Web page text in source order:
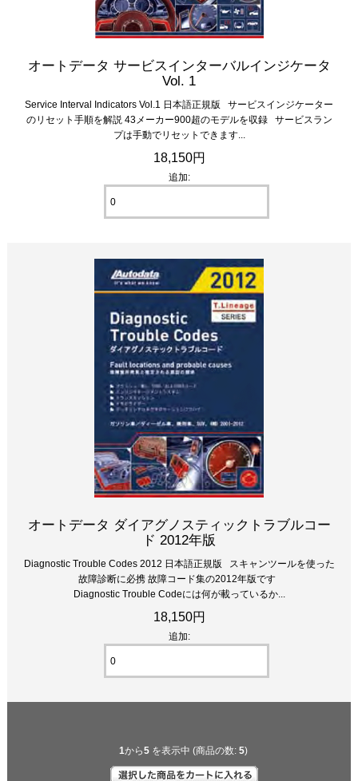
オートデータ サービスインターバルインジケータ
Vol. 1
Service Interval Indicators Vol.1 日本語正規版 サービスインジケーター
のリセット手順を解説 43メーカー900超のモデルを収録 サービスラン
プは手動でリセットできます...
18,150円
追加:
オートデータ ダイアグノスティックトラブルコー
ド 2012年版
Diagnostic Trouble Codes 2012 日本語正規版 スキャンツールを使った
故障診断に必携 故障コード集の2012年版です
Diagnostic Trouble Codeには何が載っているか...
18,150円
追加:
1から5を表示中 (商品の数: 5)